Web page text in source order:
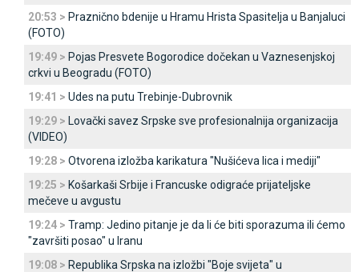
20:53 > Praznično bdenije u Hramu Hrista Spasitelja u Banjaluci
(FOTO)
19:49 > Pojas Presvete Bogorodice dočekan u Vaznesenjskoj
crkvi u Beogradu (FOTO)
19:41 > Udes na putu Trebinje-Dubrovnik
19:29 > Lovački savez Srpske sve profesionalnija organizacija
(VIDEO)
19:28 > Otvorena izložba karikatura "Nušićeva lica i mediji"
19:25 > Košarkaši Srbije i Francuske odigraće prijateljske
mečeve u avgustu
19:24 > Tramp: Јedino pitanje je da li će biti sporazuma ili ćemo
"završiti posao" u Iranu
19:08 > Republika Srpska na izložbi "Boje svijeta" u